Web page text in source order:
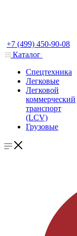
+7 (499) 450-90-08
Каталог
Спецтехника
Легковые
Легковой
коммерческий
транспорт
(LCV)
Грузовые